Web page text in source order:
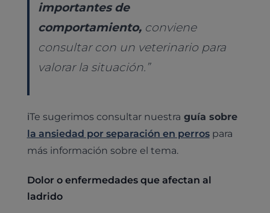
importantes de
comportamiento, conviene
consultar con un veterinario para
valorar la situación.”
ℹ️Te sugerimos consultar nuestra guía sobre
la ansiedad por separación en perrospara
más información sobre el tema.
Dolor o enfermedades que afectan al
ladrido